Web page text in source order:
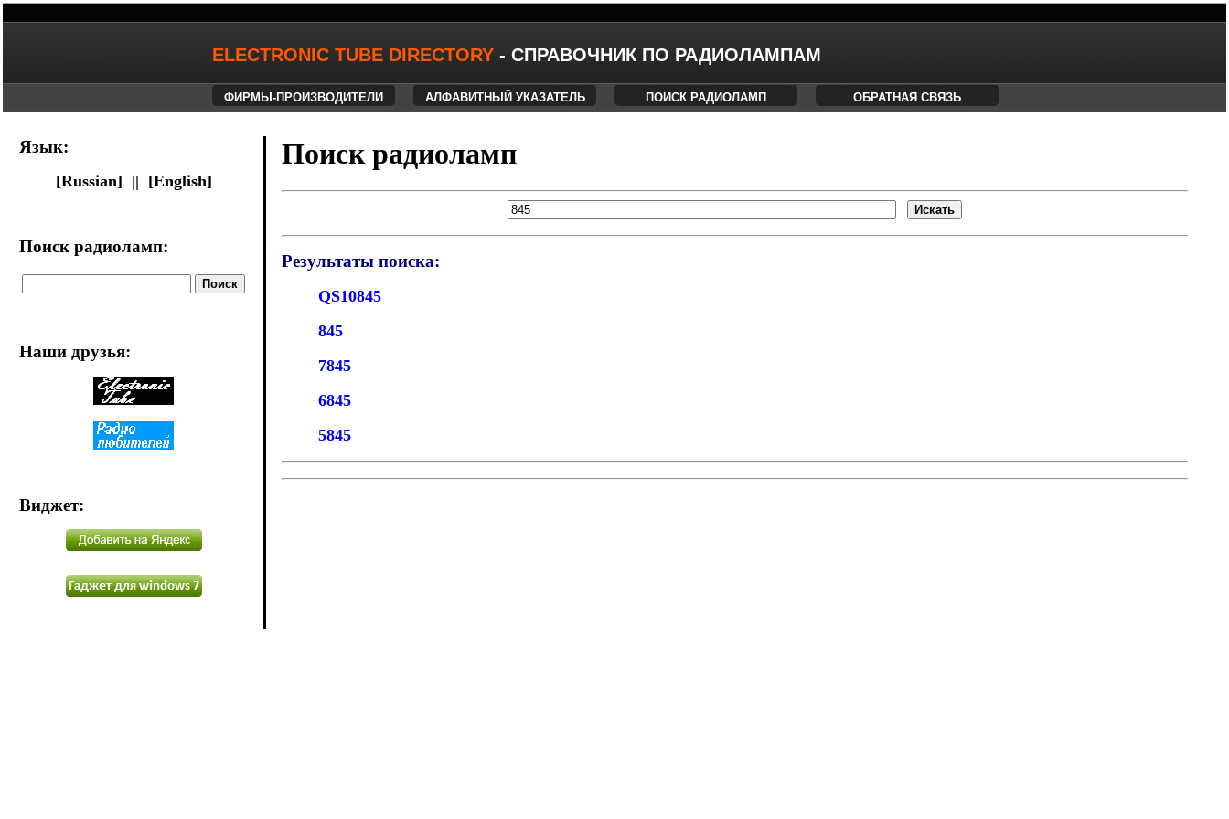
ELECTRONIC TUBE DIRECTORY - СПРАВОЧНИК ПО РАДИОЛАМПАМ
ФИРМЫ-ПРОИЗВОДИТЕЛИ АЛФАВИТНЫЙ УКАЗАТЕЛЬ ПОИСК РАДИОЛАМП ОБРАТНАЯ СВЯЗЬ
Язык:
[Russian] || [English]
Поиск радиоламп:
Наши друзья:
Виджет:
Поиск радиоламп
Результаты поиска:
QS10845
845
7845
6845
5845